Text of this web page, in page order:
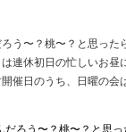
う〜？桃〜？と思っ
連休初日の忙しいお
催日のうち、日曜の